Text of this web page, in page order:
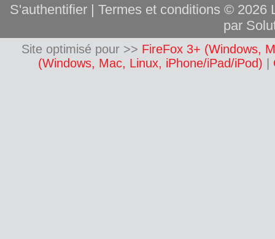
S'authentifier| Termes et conditions © 2026
par
Site optimisé pour >> FireFox 3+ (Windows,
(Windows, Mac, Linux, iPhone/iPad/iPod)